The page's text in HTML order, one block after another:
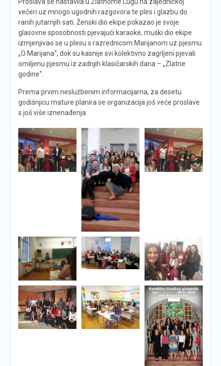
večeri uz mnogo ugodnih razgovora te ples i glazbu do
ranih jutarnjih sati. Ženski dio ekipe pokazao je svoje
glasovne sposobnosti pjevajući karaoke, muški dio ekipe
izmjenjivao se u plesu s razrednicom Marijanom uz pjesmu
„O Marijana“, dok su kasnije svi kolektivno zagrljeni pjevali
omiljenu pjesmu iz zadnjih klasičarskih dana – „Zlatne
godine“.
Prema prvim neslužbenim informacijama, za desetu
godišnjicu mature planira se organizacija još veće proslave
s još više iznenađenja.